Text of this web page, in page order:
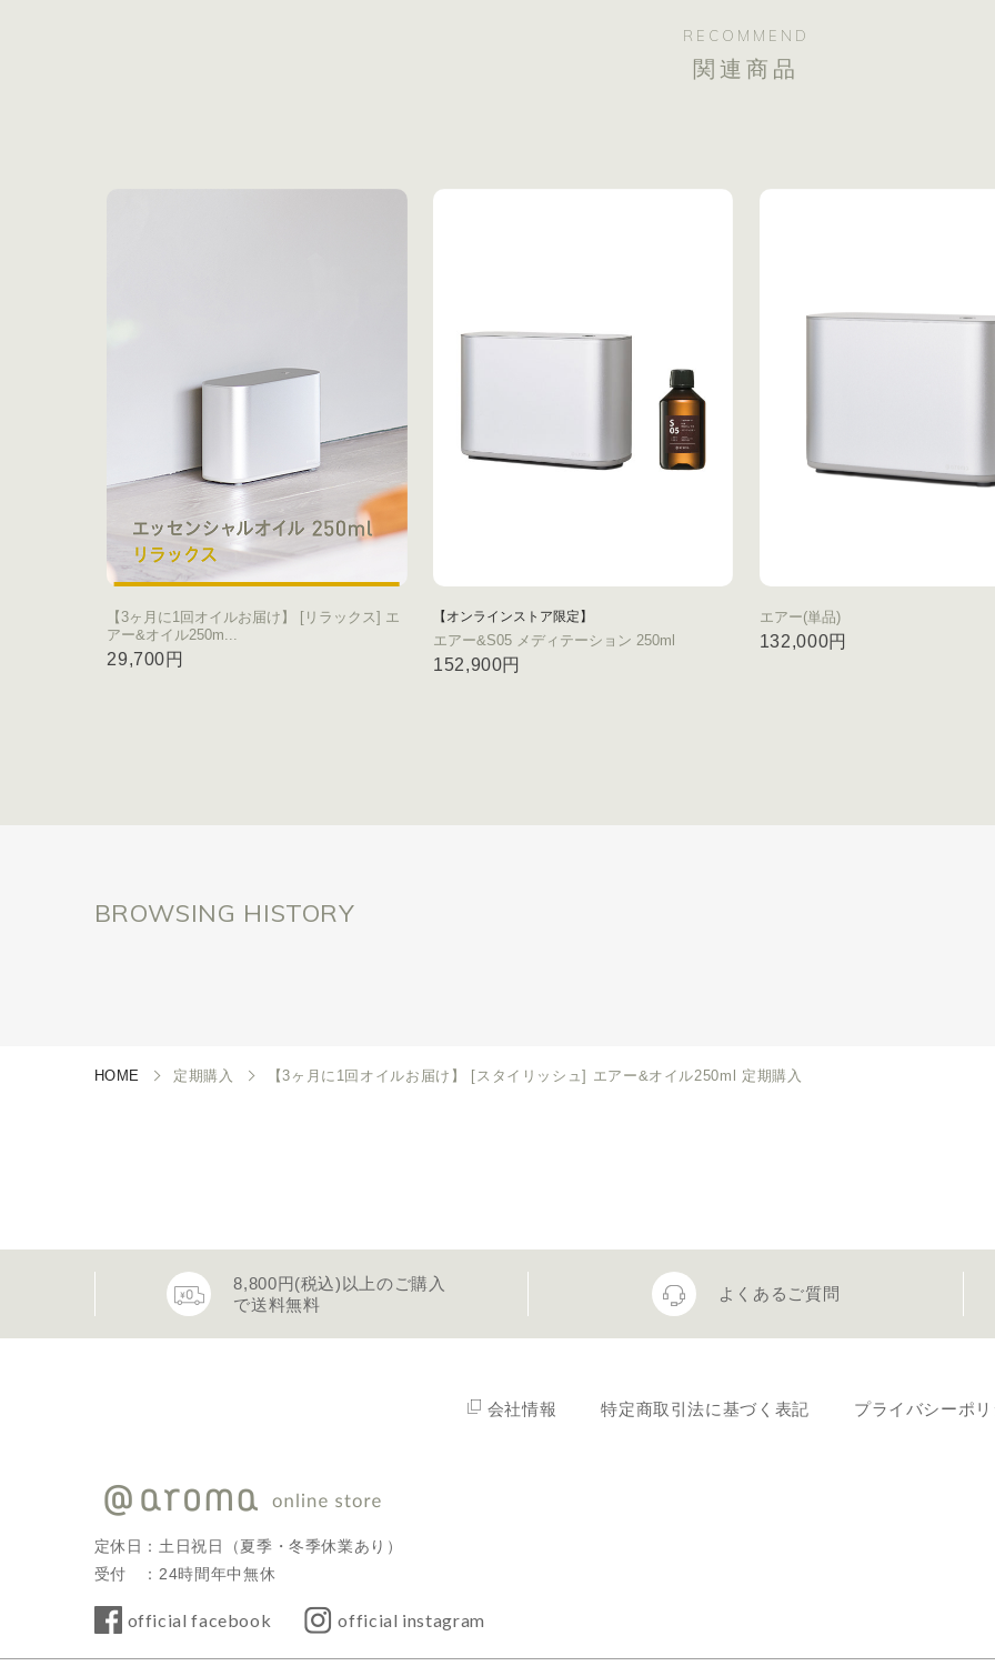
RECOMMEND
関連商品
【3ヶ月に1回オイルお届け】 [リラックス] エ
アー&オイル250m...
29,700円
【オンラインストア限定】
エアー&S05 メディテーション 250ml
152,900円
エアー(単品)
132,000円
BROWSING HISTORY
HOME 定期購入 【3ヶ月に1回オイルお届け】 [スタイリッシュ] エアー&オイル250ml 定期購入
8,800円(税込)以上のご購入
で送料無料
よくあるご質問
会社情報 特定商取引法に基づく表記 プライバシーポ
定休日：土日祝日（夏季・冬季休業あり）
受付 ：24時間年中無休
official facebook official instagram